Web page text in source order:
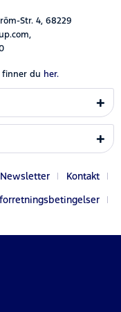
Str. 4, 68229
finner du her.
Newsletter
Kontakt